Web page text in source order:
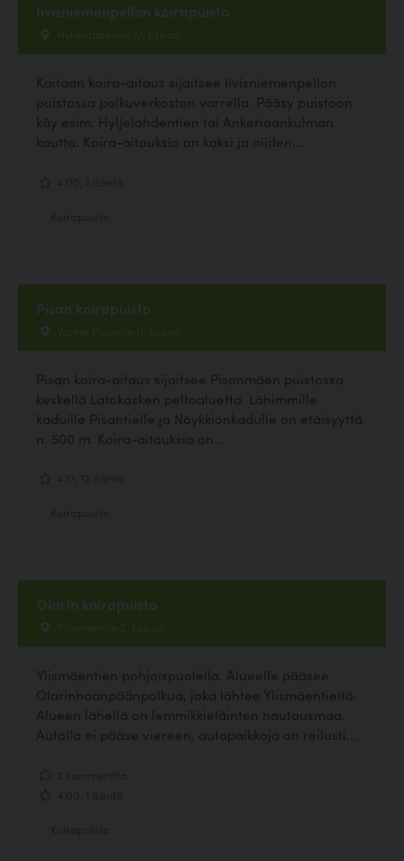
Iivisniemenpellon koirapuisto
Hyljelahdentie 17, Espoo
Kaitaan koira-aitaus sijaitsee Iivisniemenpellon
puistossa polkuverkoston varrella. Pääsy puistoon
käy esim. Hyljelahdentien tai Ankeriaankulman
kautta. Koira-aitauksia on kaksi ja niiden...
Pisan koirapuisto
Vanha Pisantie 11, Espoo
Pisan koira-aitaus sijaitsee Pisanmäen puistossa
keskellä Latokasken peltoaluetta. Lähimmille
kaduille Pisantielle ja Nöykkiönkadulle on etäisyyttä
n. 500 m. Koira-aitauksia on...
Olarin koirapuisto
Ylismäentie 2, Espoo
Ylismäentien pohjoispuolella. Alueelle pääsee
Olarinhaanpäänpolkua, joka lähtee Ylismäentieltä.
Alueen lähellä on lemmikkieläinten hautausmaa.
Autolla ei pääse viereen, autopaikkoja on reilusti...